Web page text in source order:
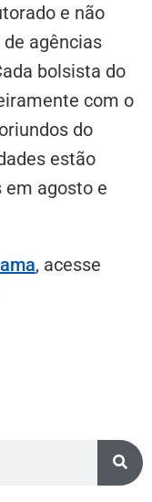
e não
agências
bolsista do
com o
do
estão
em agosto e
, acesse